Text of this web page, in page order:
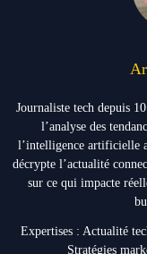
Journaliste tech depuis
l’analyse des
l’intelligence artificielle
décrypte l’actualité
sur ce qui impacte
Expertises : Actualité
Stratégies